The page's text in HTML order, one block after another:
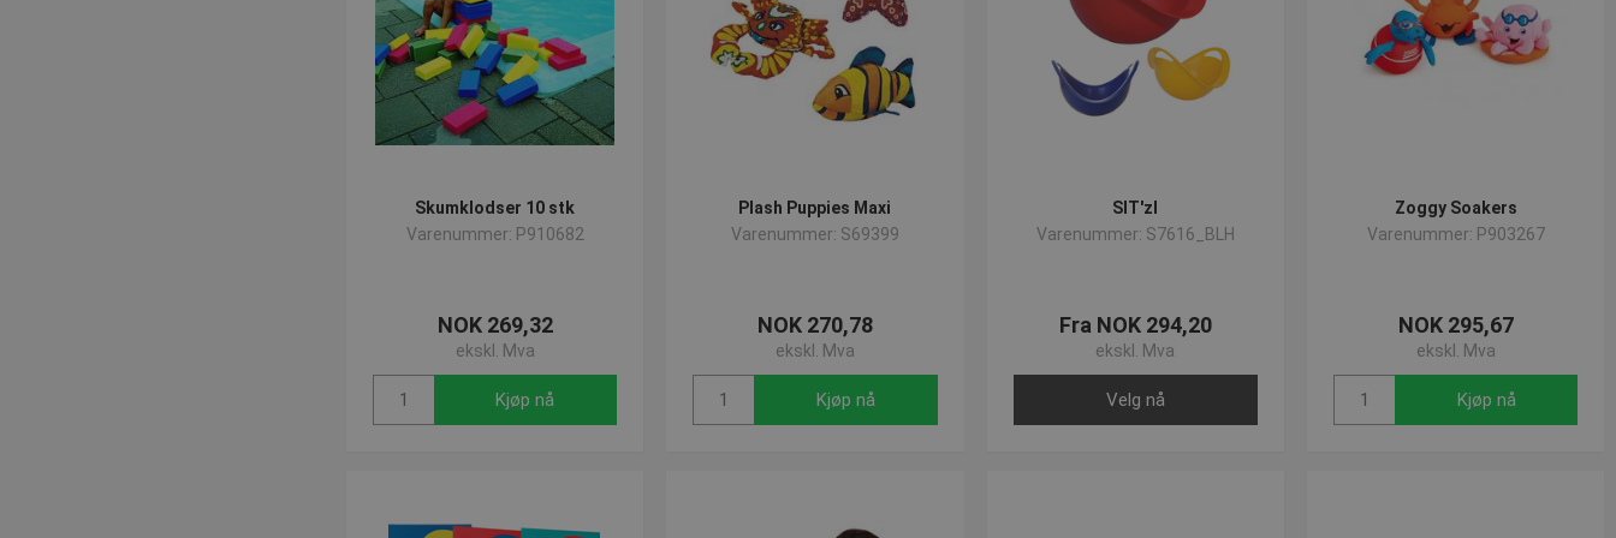
Skumklodser 10 stk
Varenummer: P910682
NOK 269,32
ekskl. Mva
Kjøp nå
Plash Puppies Maxi
Varenummer: S69399
NOK 270,78
ekskl. Mva
Kjøp nå
SIT'zl
Varenummer: S7616_BLH
Fra NOK 294,20
ekskl. Mva
Velg nå
Zoggy Soakers
Varenummer: P903267
NOK 295,67
ekskl. Mva
Kjøp nå